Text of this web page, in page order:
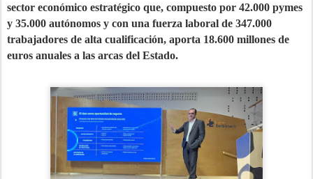
sector económico estratégico que, compuesto por 42.000 pymes
y 35.000 autónomos y con una fuerza laboral de 347.000
trabajadores de alta cualificación, aporta 18.600 millones de
euros anuales a las arcas del Estado.